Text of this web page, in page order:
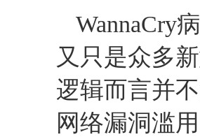
WannaCry
又只是众多
逻辑而言并
网络漏洞滥